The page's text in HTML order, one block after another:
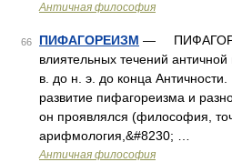
Античная философия
66 ПИФАГОРЕИЗМ —
влиятельных течений
в. до н. э. до конца
развитие пифагореизма и
он проявлялся (философия,
арифмология,&#8230; …
Античная философия